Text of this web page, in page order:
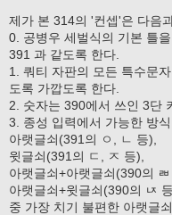
제가 본 314의 '컨셉'은 다음
0. 공병우 세벌식의 기본 틀
391 과 같도록 한다.
1. 쿼티 자판의 모든 특수문
도록 가깝도록 한다.
2. 숫자는 390에서 쓰인 3단
3. 종성 입력에서 가능한 방식
아랫글쇠(391의 ㅇ, ㄴ 등),
윗글쇠(391의 ㄷ, ㅈ 등),
아랫글쇠+아랫글쇠(390의 ㄼ
아랫글쇠+윗글쇠(390의 ㄵ
중 가장 치기 불편한 아랫글